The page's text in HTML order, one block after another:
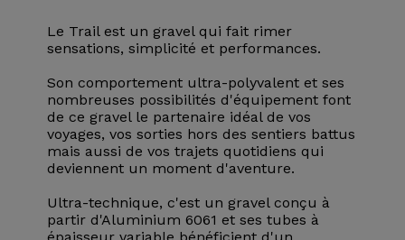
Le Trail est un gravel qui fait rimer
sensations, simplicité et performances.
Son comportement ultra-polyvalent et ses
nombreuses possibilités d'équipement font
de ce gravel le partenaire idéal de vos
voyages, vos sorties hors des sentiers battus
mais aussi de vos trajets quotidiens qui
deviennent un moment d'aventure.
Ultra-technique, c'est un gravel conçu à
partir d'Aluminium 6061 et ses tubes à